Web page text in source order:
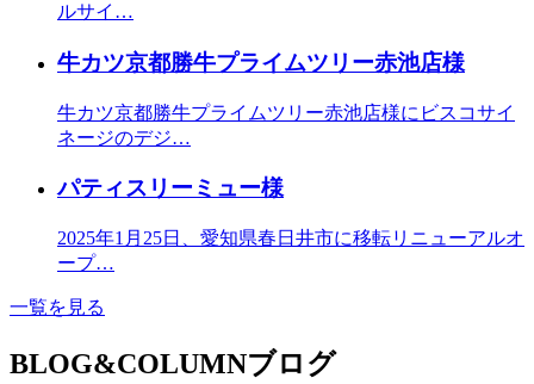
ルサイ…
牛カツ京都勝牛プライムツリー赤池店様
牛カツ京都勝牛プライムツリー赤池店様にビスコサイ
ネージのデジ…
パティスリーミュー様
2025年1月25日、愛知県春日井市に移転リニューアルオ
ープ…
一覧を見る
BLOG&COLUMNブログ